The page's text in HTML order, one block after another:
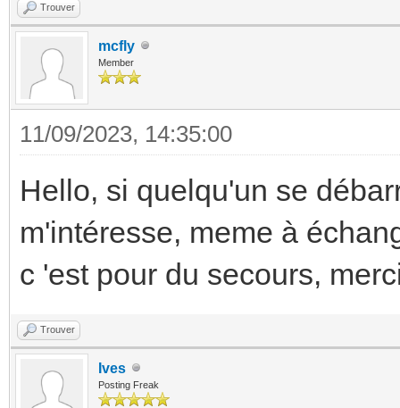
Trouver
mcfly
Member
11/09/2023, 14:35:00
Hello, si quelqu'un se
m'intéresse, meme à
c 'est pour du secours,
Trouver
Ives
Posting Freak